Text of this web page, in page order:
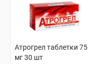
Атрогрел таблетки 75
мг 30 шт